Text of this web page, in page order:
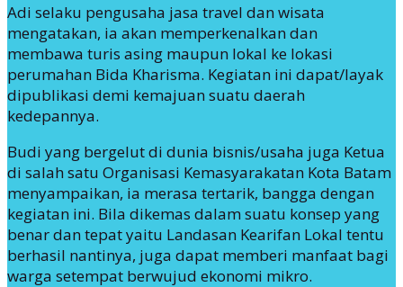
Adi selaku pengusaha jasa travel dan wisata
mengatakan, ia akan memperkenalkan dan
membawa turis asing maupun lokal ke lokasi
perumahan Bida Kharisma. Kegiatan ini dapat/layak
dipublikasi demi kemajuan suatu daerah
kedepannya.
Budi yang bergelut di dunia bisnis/usaha juga Ketua
di salah satu Organisasi Kemasyarakatan Kota Batam
menyampaikan, ia merasa tertarik, bangga dengan
kegiatan ini. Bila dikemas dalam suatu konsep yang
benar dan tepat yaitu Landasan Kearifan Lokal tentu
berhasil nantinya, juga dapat memberi manfaat bagi
warga setempat berwujud ekonomi mikro.